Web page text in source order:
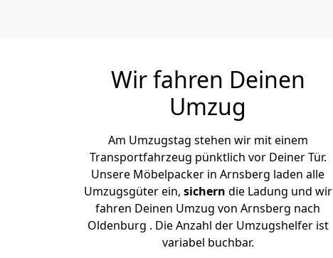
Wir fahren Deinen
Umzug
Am Umzugstag stehen wir mit einem
Transportfahrzeug pünktlich vor Deiner Tür.
Unsere Möbelpacker in Arnsberg laden alle
Umzugsgüter ein, sichern die Ladung und wir
fahren Deinen Umzug von Arnsberg nach
Oldenburg . Die Anzahl der Umzugshelfer ist
variabel buchbar.